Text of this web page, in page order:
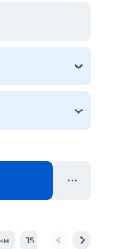
15 тонн 20 тонн